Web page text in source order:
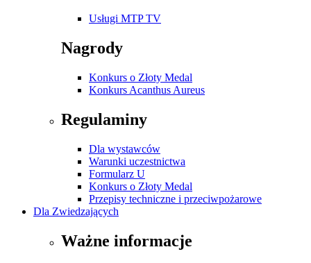
Usługi MTP TV
Nagrody
Konkurs o Złoty Medal
Konkurs Acanthus Aureus
Regulaminy
Dla wystawców
Warunki uczestnictwa
Formularz U
Konkurs o Złoty Medal
Przepisy techniczne i przeciwpożarowe
Dla Zwiedzających
Ważne informacje